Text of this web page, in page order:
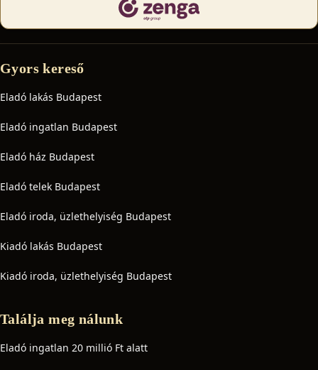
Gyors kereső
Eladó lakás Budapest
Eladó ingatlan Budapest
Eladó ház Budapest
Eladó telek Budapest
Eladó iroda, üzlethelyiség Budapest
Kiadó lakás Budapest
Kiadó iroda, üzlethelyiség Budapest
Találja meg nálunk
Eladó ingatlan 20 millió Ft alatt